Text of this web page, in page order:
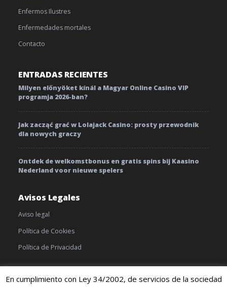
Enfermos Ilustres
Enfermedades mortales
Contacto
ENTRADAS RECIENTES
Milyen előnyöket kínál a Magyar Online Casino VIP
programja 2026-ban?
Jak zacząć grać w Lolajack Casino: prosty przewodnik
dla nowych graczy
Ontdek de welkomstbonus en gratis spins bij Kaasino
Nederland voor nieuwe spelers
Avisos Legales
Aviso legal
Política de Cookies
Política de Privacidad
En cumplimiento con Ley 34/2002, de servicios de la sociedad